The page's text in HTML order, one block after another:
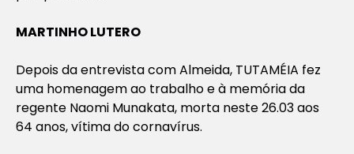
MARTINHO LUTERO
Depois da entrevista com Almeida, TUTAMÉIA fez
uma homenagem ao trabalho e à memória da
regente Naomi Munakata, morta neste 26.03 aos
64 anos, vítima do cornavírus.